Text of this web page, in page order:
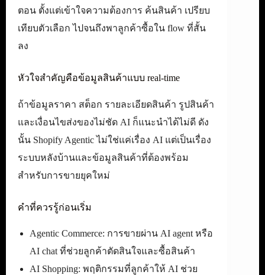
ตอน ตั้งแต่เข้าใจความต้องการ ค้นสินค้า เปรียบ
เทียบตัวเลือก ไปจนถึงพาลูกค้าซื้อใน flow ที่สั้น
ลง
หัวใจสำคัญคือข้อมูลสินค้าแบบ real-time
ถ้าข้อมูลราคา สต็อก รายละเอียดสินค้า รูปสินค้า
และเงื่อนไขส่งของไม่ชัด AI ก็แนะนำได้ไม่ดี ดัง
นั้น Shopify Agentic ไม่ใช่แค่เรื่อง AI แต่เป็นเรื่อง
ระบบหลังบ้านและข้อมูลสินค้าที่ต้องพร้อม
สำหรับการขายยุคใหม่
คำที่ควรรู้ก่อนเริ่ม
Agentic Commerce: การขายผ่าน AI agent หรือ
AI chat ที่ช่วยลูกค้าตัดสินใจและซื้อสินค้า
AI Shopping: พฤติกรรมที่ลูกค้าให้ AI ช่วย